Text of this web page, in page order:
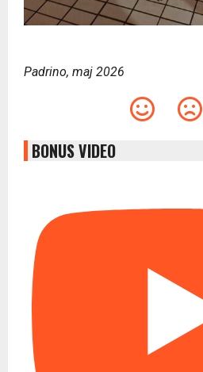
Padrino, maj 2026
BONUS VIDEO